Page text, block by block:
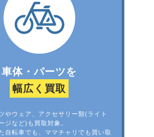
車体・パーツを
幅広く買取
やウェア、アクセサリー類(ライト
ジなど)も買取対象。
自転車でも、ママチャリでも買い取